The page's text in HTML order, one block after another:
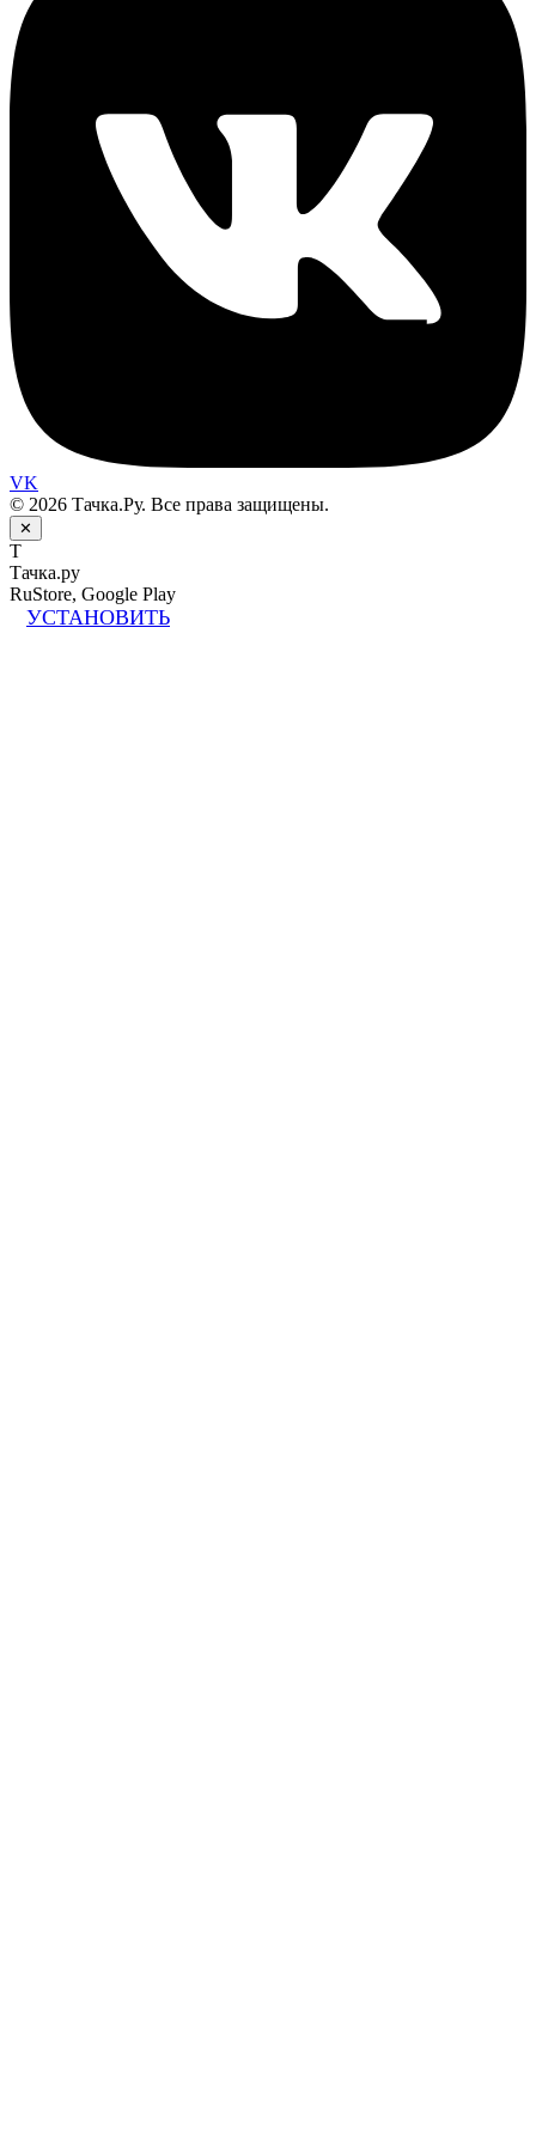
VK
© 2026 Тачка.Ру. Все права защищены.
✕
Т
Тачка.ру
RuStore, Google Play
УСТАНОВИТЬ